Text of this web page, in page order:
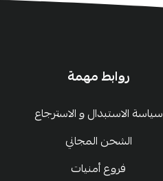
روابط مهمة
سياسة الاستبدال و الاسترجاع
الشحن المجاني
فروع أمنيات